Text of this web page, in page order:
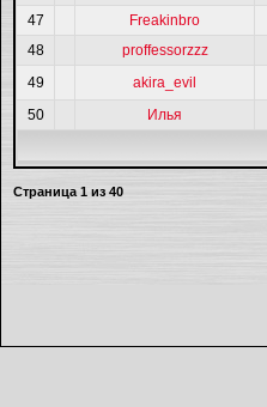
47
Freakinbro
48
proffessorzzz
49
akira_evil
50
Илья
Страница 1 из 40